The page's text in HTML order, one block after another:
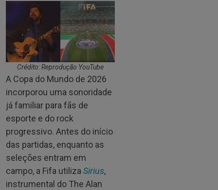
Crédito: Reprodução YouTube
A Copa do Mundo de 2026
incorporou uma sonoridade
já familiar para fãs de
esporte e do rock
progressivo. Antes do início
das partidas, enquanto as
seleções entram em
campo, a Fifa utiliza Sirius,
instrumental do The Alan